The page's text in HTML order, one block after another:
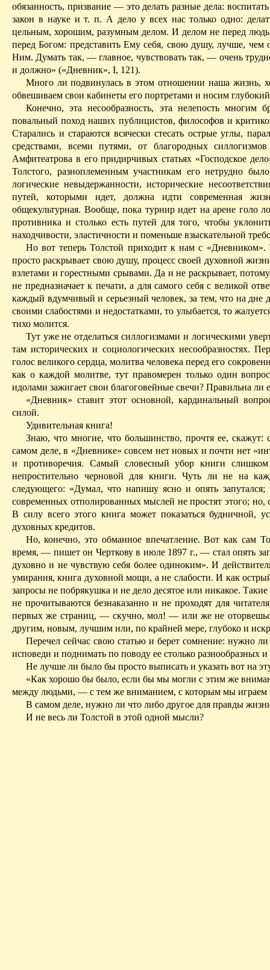
обязанность, призвание — это делать разные дела:
закон в науке и т. п. А дело у всех нас только одно:
цельным, хорошим, разумным делом. И делом не перед
перед Богом: представить Ему себя, свою душу, лучше, чем
Ним. Думать так, — главное, чувствовать так, — очень
и должно» («Дневник», I, 121).
Много ли подвинулась в этом отношении наша жизнь,
обвешиваем свои кабинеты его портретами и носим
Конечно, эта несообразность, эта нелепость
повальный поход наших публицистов, философов и
Старались и стараются всячески стесать острые углы,
средствами, всеми путями, от благородных
Амфитеатрова в его придирчивых статьях «Господское
Толстого, разноплеменным участникам его нетрудно
логические невыдержанности, исторические
путей, которыми идет, должна идти современная
общекультурная. Вообще, пока турнир идет на арене голо
противника и столько есть путей для того, чтобы
находчивости, эластичности и поменьше взыскательной
Но вот теперь Толстой приходит к нам с
просто раскрывает свою душу, процесс своей духовной
взлетами и горестными срывами. Да и не раскрывает,
не предназначает к печати, а для самого себя с великой
каждый вдумчивый и серьезный человек, за тем, что на дне
своими слабостями и недостатками, то улыбается, то
тихо молится.
Тут уже не отделаться силлогизмами и логическими
там исторических и социологических несообразностях.
голос великого сердца, молитва человека перед его
как о каждой молитве, тут правомерен только один
идолами зажигает свои благоговейные свечи? Правильна ли
«Дневник» ставит этот основной, кардинальный
силой.
Удивительная книга!
Знаю, что многие, что большинство, прочтя ее, скажут:
самом деле, в «Дневнике» совсем нет новых и почти нет
и противоречия. Самый словесный убор книги
непростительно черновой для книги. Чуть ли не на
следующего: «Думал, что напишу ясно и опять запутался;
современных отполированных мыслей не простят этого; но,
В силу всего этого книга может показаться будничной,
духовных кредитов.
Но, конечно, это обманное впечатление. Вот как сам
время, — пишет он Черткову в июле 1897 г., — стал опять
духовно и не чувствую себя более одиноким». И
умирания, книга духовной мощи, а не слабости. И как
запросы не побрякушка и не дело десятое или никакое.
не прочитываются безнаказанно и не проходят для
первых же страниц, — скучно, мол! — или же не
другим, новым, лучшим или, по крайней мере, глубоко и
Перечел сейчас свою статью и берет сомнение: нужно
исповеди и поднимать по поводу ее столько разнообразных
Не лучше ли было бы просто выписать и указать вот на
«Как хорошо бы было, если бы мы могли с этим же
между людьми, — с тем же вниманием, с которым мы играем
В самом деле, нужно ли что либодругое для правды
И не весь ли Толстой в этой одной мысли?